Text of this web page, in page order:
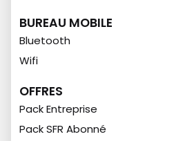
BUREAU MOBILE
Bluetooth
Wifi
OFFRES
Pack Entreprise
Pack SFR Abonné